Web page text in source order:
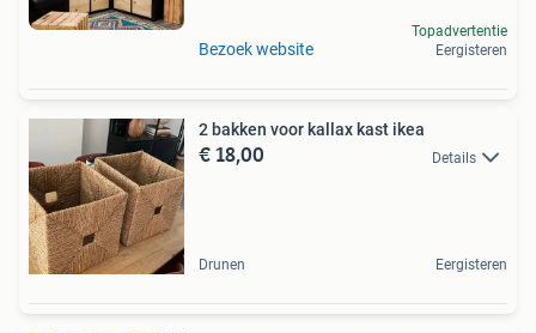
Bezoek website
Topadvertentie
Eergisteren
2 bakken voor kallax kast ikea
€ 18,00 Details
Drunen Eergisteren